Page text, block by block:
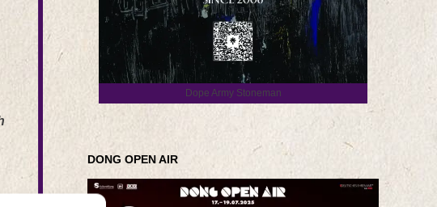
Dope Army Stoneman
DONG OPEN AIR